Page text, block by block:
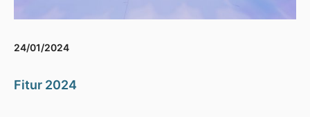
24/01/2024
Fitur 2024